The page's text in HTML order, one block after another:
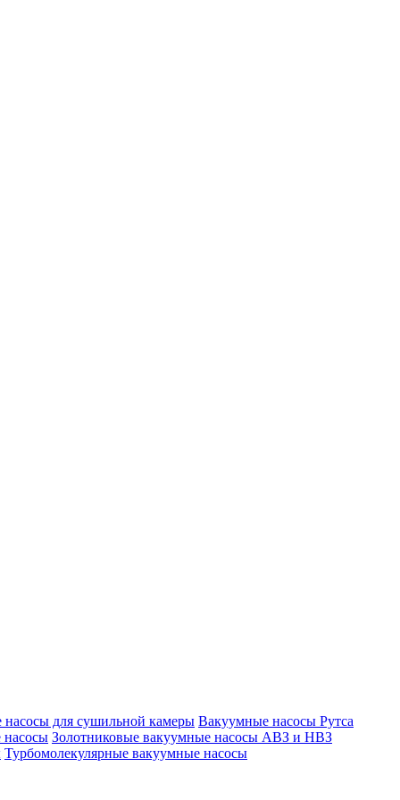
для сушильной камеры Вакуумные насосы Рутса
Золотниковые вакуумные насосы АВЗ и НВЗ
Турбомолекулярные вакуумные насосы